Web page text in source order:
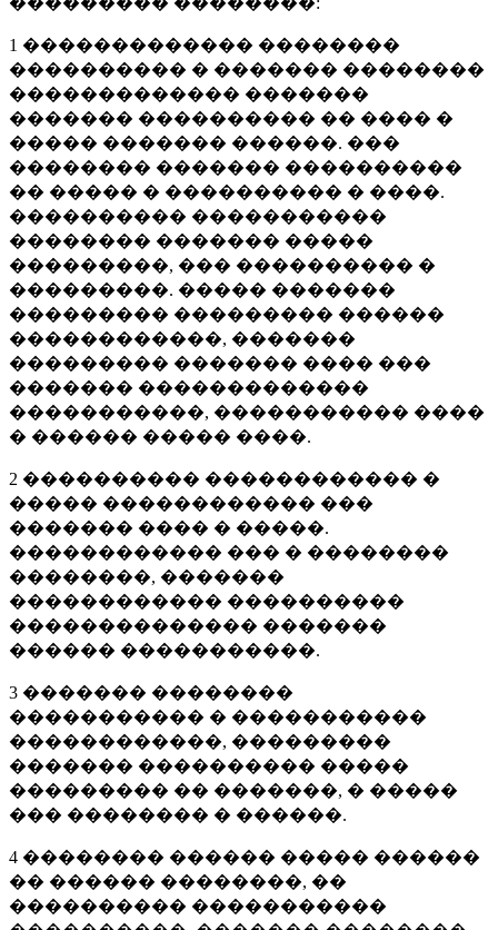
1 ������������� ��������
���������� � ������� ��������
������������� �������
������� ���������� �� ���� �
����� ������� ������. ���
�������� ������� ����������
�� ����� � ���������� � ����.
���������� �����������
�������� ������� �����
���������, ��� ���������� �
���������. ����� �������
��������� ��������� ������
������������, �������
��������� ������� ���� ���
������� �������������
�����������, ����������� ����
� ������ ����� ����.
2 ���������� ������������ �
����� ������������ ���
������� ���� � �����.
������������ ��� � ��������
��������, �������
������������ ����������
�������������� �������
������ �����������.
3 ������� ��������
����������� � �����������
������������, ���������
������� ���������� �����
��������� �� �������, � �����
��� �������� � ������.
4 �������� ������ ����� ������
�� ������ ��������, ��
���������� �����������